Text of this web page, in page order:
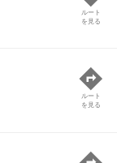
ルート
を見る
ルート
を見る